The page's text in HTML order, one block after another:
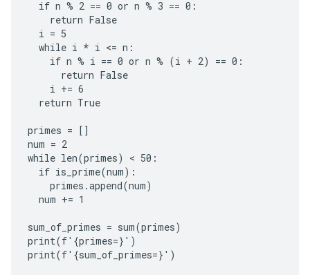
  if n % 2 == 0 or n % 3 == 0:
    return False
  i = 5
  while i * i <= n:
    if n % i == 0 or n % (i + 2) == 0:
      return False
    i += 6
  return True
primes = []
num = 2
while len(primes) < 50:
  if is_prime(num):
    primes.append(num)
  num += 1
sum_of_primes = sum(primes)
print(f'{primes=}')
print(f'{sum_of_primes=}')